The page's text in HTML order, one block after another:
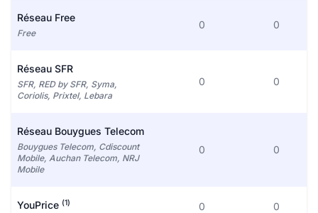
Réseau Free
Free
0 0
Réseau SFR
SFR, RED by SFR, Syma,
Coriolis, Prixtel, Lebara
0 0
Réseau Bouygues Telecom
Bouygues Telecom, Cdiscount
Mobile, Auchan Telecom, NRJ
Mobile
0 0
YouPrice (1) 0 0